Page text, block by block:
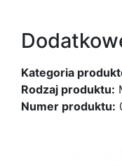
Kategoria
Rodzaj produktu:
Numer produktu: